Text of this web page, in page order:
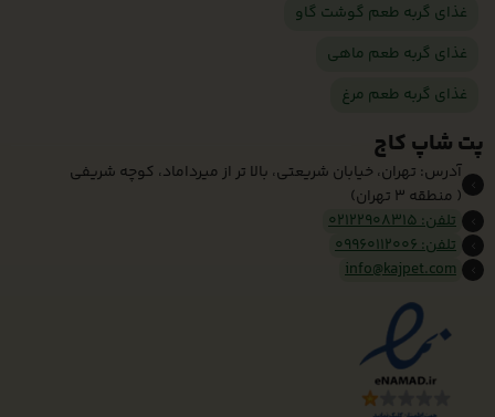
غذای گربه طعم گوشت گاو
غذای گربه طعم ماهی
غذای گربه طعم مرغ
پت شاپ کاج
آدرس: تهران، خیابان شریعتی، بالا تر از میرداماد، کوچه شریفی
( منطقه 3 تهران)
تلفن: 02122908315
تلفن: 09960112006
info@kajpet.com